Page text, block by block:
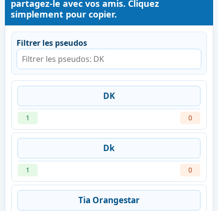
partagez-le avec vos amis. Cliquez
simplement pour copier.
Filtrer les pseudos
DK
1 0
Dk
1 0
Tia Orangestar